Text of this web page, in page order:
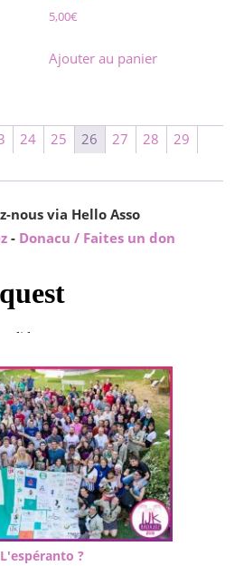
5,00€
Ajouter au panier
24 25 26 27 28
29
nous via Hello Asso
- Donacu / Faites un don
L'espéranto ?